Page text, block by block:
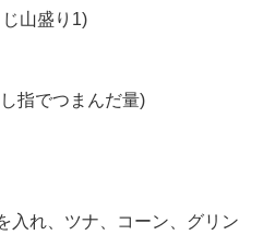
山盛り1)
指でつまんだ量)
入れ、ツナ、コーン、グリン